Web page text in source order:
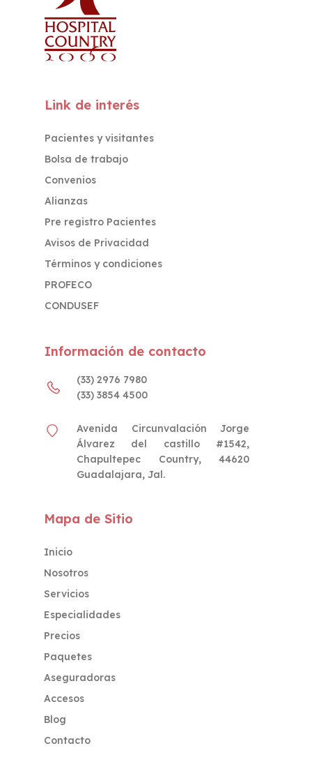
Link de interés
Pacientes y visitantes
Bolsa de trabajo
Convenios
Alianzas
Pre registro Pacientes
Avisos de Privacidad
Términos y condiciones
PROFECO
CONDUSEF
Información de contacto
(33) 2976 7980
(33) 3854 4500
Avenida Circunvalación Jorge
Álvarez del castillo #1542,
Chapultepec Country, 44620
Guadalajara, Jal.
Mapa de Sitio
Inicio
Nosotros
Servicios
Especialidades
Precios
Paquetes
Aseguradoras
Accesos
Blog
Contacto